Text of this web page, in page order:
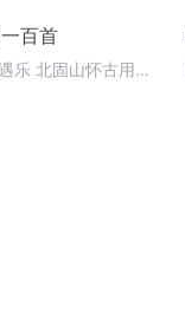
百首
乐 北固山怀古用稼